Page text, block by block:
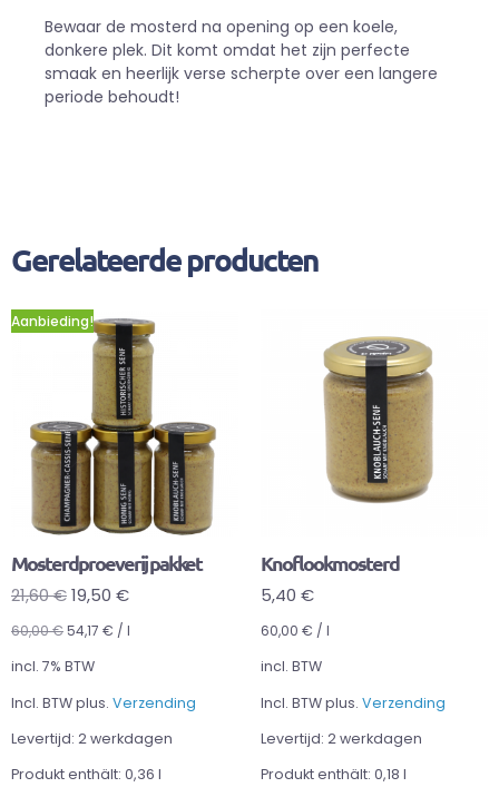
Bewaar de mosterd na opening op een koele,
donkere plek. Dit komt omdat het zijn perfecte
smaak en heerlijk verse scherpte over een langere
periode behoudt!
Gerelateerde producten
Aanbieding!
Mosterdproeverij pakket
21,60€19,50 €
60,00€54,17 € / l
incl. 7% BTW
Incl. BTW plus. Verzending
Levertijd: 2 werkdagen
Produkt enthält: 0,36 l
Knoflookmosterd
5,40 €
60,00 € / l
incl. BTW
Incl. BTW plus. Verzending
Levertijd: 2 werkdagen
Produkt enthält: 0,18 l